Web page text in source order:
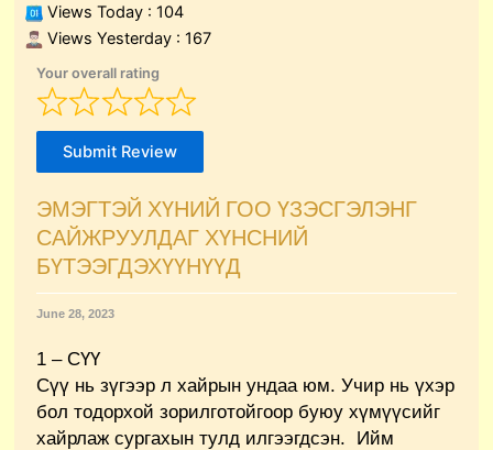
Views Today : 104
Views Yesterday : 167
Your overall rating
Submit Review
ЭМЭГТЭЙ ХҮНИЙ ГОО ҮЗЭСГЭЛЭНГ
САЙЖРУУЛДАГ ХҮНСНИЙ
БҮТЭЭГДЭХҮҮНҮҮД
June 28, 2023
1 – СҮҮ
Сүү нь зүгээр л хайрын ундаа юм. Учир нь үхэр
бол тодорхой зорилготойгоор буюу хүмүүсийг
хайрлаж сургахын тулд илгээгдсэн. Ийм